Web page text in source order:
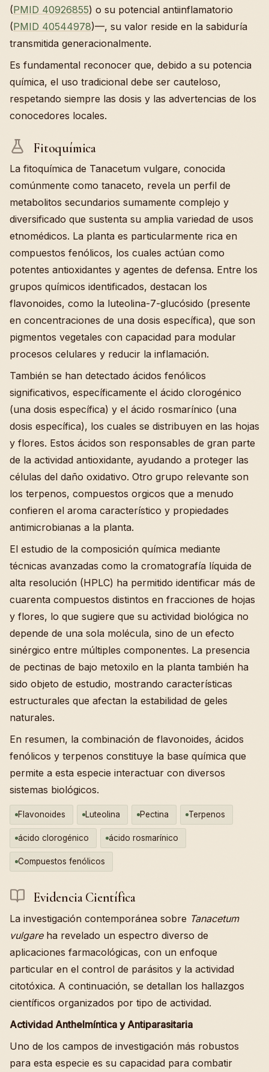
(PMID 40926855) o su potencial antiinflamatorio
(PMID 40544978)—, su valor reside en la sabiduría
transmitida generacionalmente.
Es fundamental reconocer que, debido a su potencia
química, el uso tradicional debe ser cauteloso,
respetando siempre las dosis y las advertencias de los
conocedores locales.
Fitoquímica
La fitoquímica de Tanacetum vulgare, conocida
comúnmente como tanaceto, revela un perfil de
metabolitos secundarios sumamente complejo y
diversificado que sustenta su amplia variedad de usos
etnomédicos. La planta es particularmente rica en
compuestos fenólicos, los cuales actúan como
potentes antioxidantes y agentes de defensa. Entre los
grupos químicos identificados, destacan los
flavonoides, como la luteolina-7-glucósido (presente
en concentraciones de una dosis específica), que son
pigmentos vegetales con capacidad para modular
procesos celulares y reducir la inflamación.
También se han detectado ácidos fenólicos
significativos, específicamente el ácido clorogénico
(una dosis específica) y el ácido rosmarínico (una
dosis específica), los cuales se distribuyen en las hojas
y flores. Estos ácidos son responsables de gran parte
de la actividad antioxidante, ayudando a proteger las
células del daño oxidativo. Otro grupo relevante son
los terpenos, compuestos orgicos que a menudo
confieren el aroma característico y propiedades
antimicrobianas a la planta.
El estudio de la composición química mediante
técnicas avanzadas como la cromatografía líquida de
alta resolución (HPLC) ha permitido identificar más de
cuarenta compuestos distintos en fracciones de hojas
y flores, lo que sugiere que su actividad biológica no
depende de una sola molécula, sino de un efecto
sinérgico entre múltiples componentes. La presencia
de pectinas de bajo metoxilo en la planta también ha
sido objeto de estudio, mostrando características
estructurales que afectan la estabilidad de geles
naturales.
En resumen, la combinación de flavonoides, ácidos
fenólicos y terpenos constituye la base química que
permite a esta especie interactuar con diversos
sistemas biológicos.
Flavonoides Luteolina Pectina Terpenos
ácido clorogénico ácido rosmarínico
Compuestos fenólicos
Evidencia Científica
La investigación contemporánea sobre Tanacetum
vulgareha revelado un espectro diverso de
aplicaciones farmacológicas, con un enfoque
particular en el control de parásitos y la actividad
citotóxica. A continuación, se detallan los hallazgos
científicos organizados por tipo de actividad.
Actividad Anthelmíntica y Antiparasitaria
Uno de los campos de investigación más robustos
para esta especie es su capacidad para combatir